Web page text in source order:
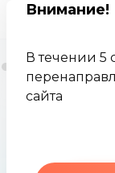
Внимание!
В течении 5
сайта